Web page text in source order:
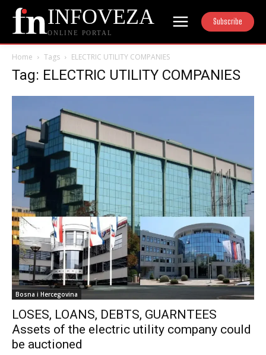
INFOVEZA
ONLINE PORTAL
Subscribe
Home Tags ELECTRIC UTILITY COMPANIES
Tag: ELECTRIC UTILITY COMPANIES
Bosna i Hercegovina
LOSES, LOANS, DEBTS, GUARNTEES
Assets of the electric utility company could
be auctioned